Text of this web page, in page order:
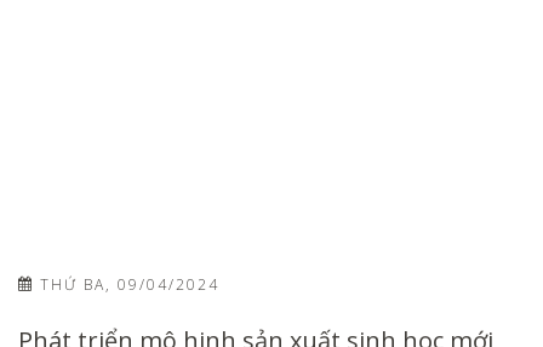
THỨ BA, 09/04/2024
Phát triển mô hinh sản xuất sinh học mới